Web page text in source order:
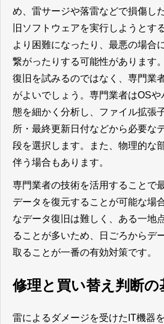
め、雷サージや落雷などで損傷し
旧ソフトウェアを実行しようとす
より困難になったり、最悪の場合
繋がったりする可能性があります
復旧を試みるのではなく、専門業
がよいでしょう。専門業者はOS
態を細かく分析し、ファイル拡張
所・最終更新日付などから必要な
段を選択します。また、物理的な
伴う場合もあります。
専門業者の技術を活用することで
データを復元することが可能な場
なデータ復旧は難しく、ある一地
ることが多いため、日ごろからデ
取ることが一番の有効対策です。
修理と買い替え判断の
雷によるダメージを受けたIT機器